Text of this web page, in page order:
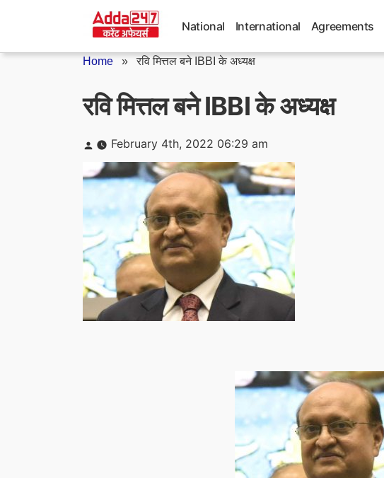
National International Agreements
Home »रवि मित्तल बने IBBI के अध्यक्ष
रवि मित्तल बने IBBI के अध्यक्ष
Posted
by
February 4th, 2022 06:29 am